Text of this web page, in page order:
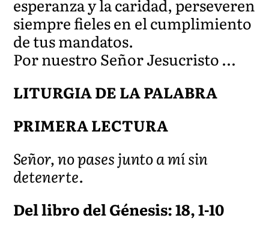
esperanza y la caridad, perseveren
siempre fieles en el cumplimiento
de tus mandatos.
Por nuestro Señor Jesucristo …
LITURGIA DE LA PALABRA
PRIMERA LECTURA
Señor, no pases junto a mí sin
detenerte.
Del libro del Génesis: 18, 1-10